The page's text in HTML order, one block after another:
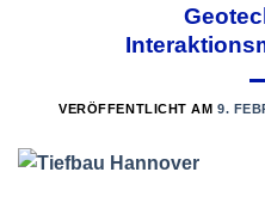
VERÖFFENTLICHT AM9.